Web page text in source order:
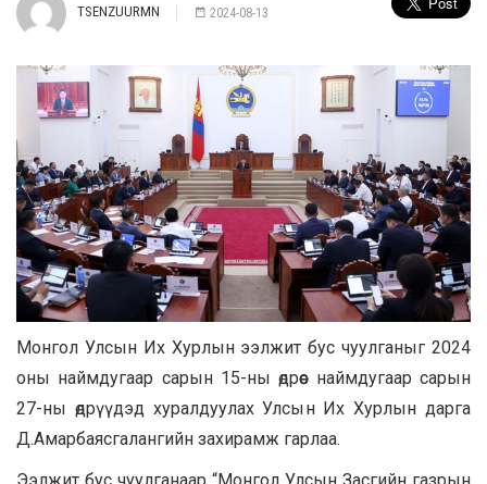
TSENZUURMN 2024-08-13
Монгол Улсын Их Хурлын ээлжит бус чуулганыг 2024
оны наймдугаар сарын 15-ны өдрөөс наймдугаар сарын
27-ны өдрүүдэд хуралдуулах Улсын Их Хурлын дарга
Д.Амарбаясгалангийн захирамж гарлаа.